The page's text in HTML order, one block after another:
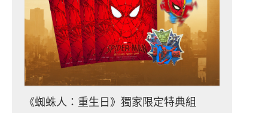
《蜘蛛人：重生日》獨家限定特典組